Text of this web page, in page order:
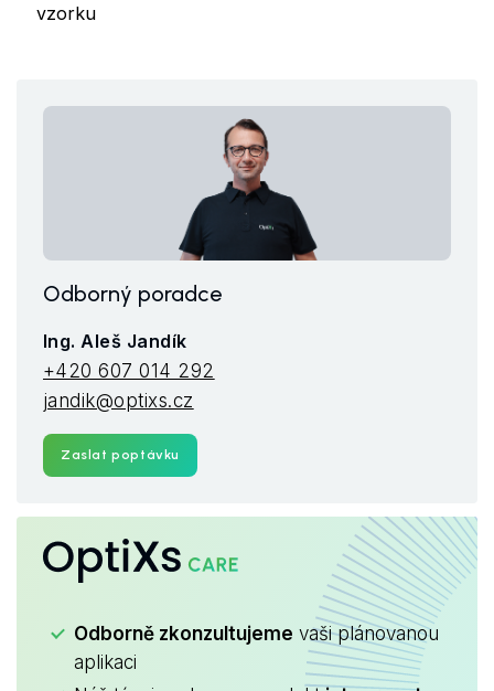
vzorku
Odborný poradce
Ing. Aleš Jandík
+420 607 014 292
jandik@optixs.cz
Zaslat poptávku
OptiXsCARE
Odborně zkonzultujeme vaši plánovanou
aplikaci